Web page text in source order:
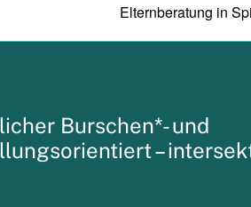
Elternberatung in
Burschen*- und
–